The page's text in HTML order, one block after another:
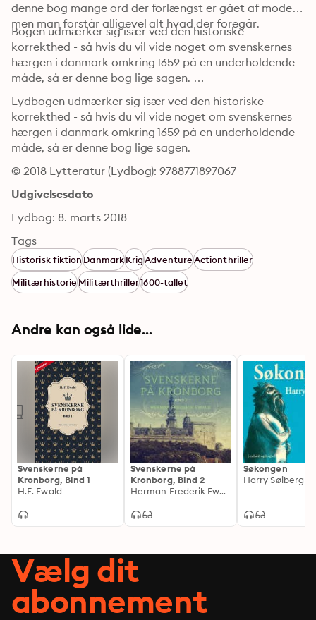
denne bog mange ord der forlængst er gået af mode,
men man forstår alligevel alt hvad der foregår.
Bogen udmærker sig især ved den historiske
korrekthed - så hvis du vil vide noget om svenskernes
hærgen i danmark omkring 1659 på en underholdende
måde, så er denne bog lige sagen.
Lydbogen udmærker sig især ved den historiske
korrekthed - så hvis du vil vide noget om svenskernes
hærgen i danmark omkring 1659 på en underholdende
måde, så er denne bog lige sagen.
© 2018 Lytteratur (Lydbog): 9788771897067
Udgivelsesdato
Lydbog: 8. marts 2018
Tags
Historisk fiktionDanmarkKrigAdventureActionthriller
MilitærhistorieMilitærthriller1600-tallet
Andre kan også lide...
Svenskerne på
Kronborg, Bind 1
H.F. Ewald
Svenskerne på
Kronborg, Bind 2
Herman Frederik Ewald
Søkongen
Harry Søiberg
Vælg dit
abonnement